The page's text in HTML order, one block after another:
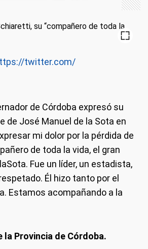
twitter.com/
de Córdoba expresó su
de José Manuel de la Sota en
mi dolor por la pérdida de
de toda la vida, el gran
Fue un líder, un estadista,
Él hizo tanto por el
Estamos acompañando a la
la Provincia de Córdoba.